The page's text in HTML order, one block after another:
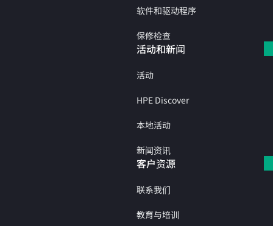
软件和驱动程序
保修检查
活动和新闻
活动
HPE Discover
本地活动
新闻资讯
客户资源
联系我们
教育与培训